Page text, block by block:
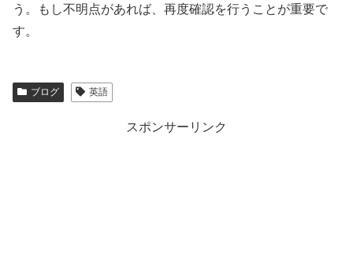
う。もし不明点があれば、再度確認を行うことが重要で
す。
ブログ 英語
スポンサーリンク